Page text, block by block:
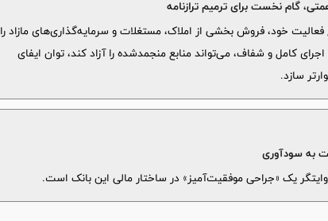
فعالیت خود، فروش بخشی از املاک، مستغلات و سرمایه‌گذاری‌های مازاد را
کامل و شفاف، می‌تواند منابع منجمدشده را آزاد کند، توان ایفای
سازد.
به سودآوری